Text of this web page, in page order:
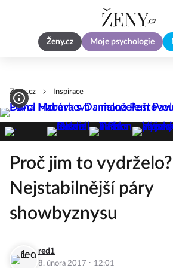
Ženy.cz Moje psychologie
Zeny.cz Inspirace
Proč jim to vydrželo?
Nejstabilnější páry
showbyznysu
red1
8. února 2017 · 12:01